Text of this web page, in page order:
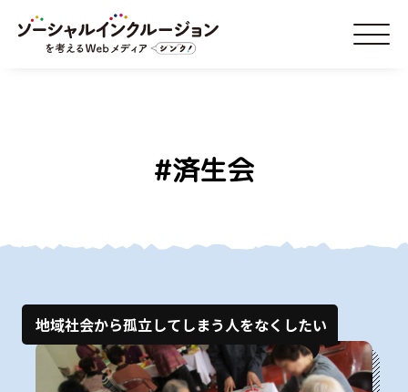
#済生会
地域社会から孤立してしまう人をなくしたい